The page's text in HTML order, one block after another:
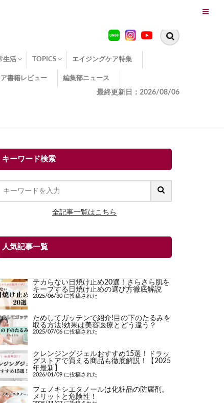
生活 TOPICS
エイジングケア TOPICS
コラーゲンサプリの効果
エイジングケアクイズ
季節別のエイジングケア
幸福とエイジングケア
温活でアンチエイジング
イオン導入
エイジングケア3つのポイント
エイジングケアセミナー
エイジングケアトピックス
動画でみるエイジングケア
エイジングケア特集
書籍レビュー 編集部ニュース
最終更新日：2026/08/06
キーワード検索
全記事一覧はこちら
人気記事一覧
テカらない日焼け止め20選！さらさら肌を
キープする日焼け止めの選び方徹底解説
2025/06/30 に投稿された
ためしてガッテンで紹介!目の下のたるみを
取る方法!効果は美容医療とどう違う？
2025/07/06 に投稿された
クレンジングジェルおすすめ15選！ドラッ
グストアで買える商品も徹底解説！【2025
年最新】
2026/01/09 に投稿された
フェノキシエタノールは化粧品の防腐剤。
メリットと危険性！